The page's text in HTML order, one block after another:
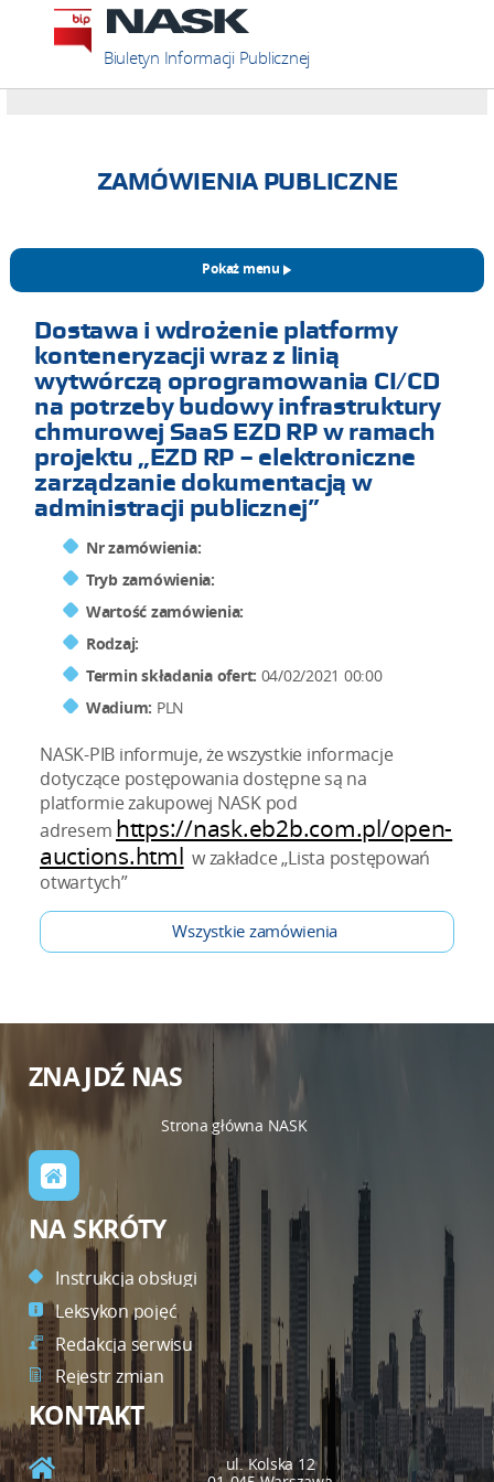
Biuletyn Informacji Publicznej
ZAMÓWIENIA PUBLICZNE
Pokaż menu
Dostawa i wdrożenie platformy
konteneryzacji wraz z linią
wytwórczą oprogramowania CI/CD
na potrzeby budowy infrastruktury
chmurowej SaaS EZD RP w ramach
projektu „EZD RP – elektroniczne
zarządzanie dokumentacją w
administracji publicznej”
Nr zamówienia:
Tryb zamówienia:
Wartość zamówienia:
Rodzaj:
Termin składania ofert: 04/02/2021 00:00
Wadium: PLN
NASK-PIB informuje, że wszystkie informacje
dotyczące postępowania dostępne są na
platformie zakupowej NASK pod
adresem https://nask.eb2b.com.pl/open-
auctions.html w zakładce „Lista postępowań
otwartych”
Wszystkie zamówienia
ZNAJDŹ NAS
Strona główna NASK
NA SKRÓTY
Instrukcja obsługi
Leksykon pojęć
Redakcja serwisu
Rejestr zmian
KONTAKT
ul. Kolska 12